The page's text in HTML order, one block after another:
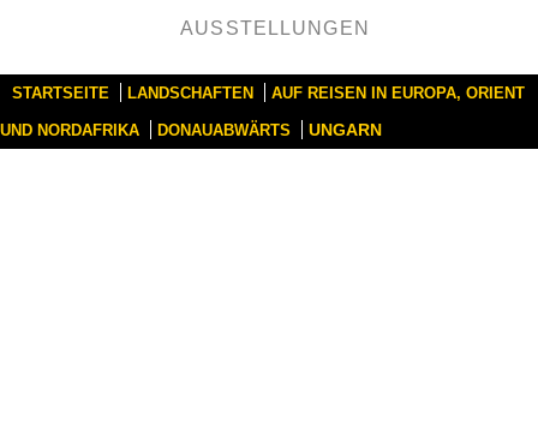
AUSSTELLUNGEN
STARTSEITE LANDSCHAFTEN AUF REISEN IN EUROPA, ORIENT
UND NORDAFRIKA DONAUABWÄRTS UNGARN